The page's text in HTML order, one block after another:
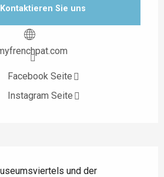
Kontaktieren Sie uns
Facebook Seite
Instagram Seite
und der